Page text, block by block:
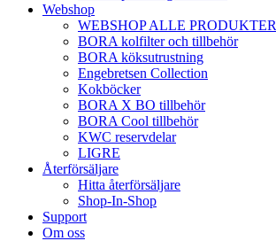
Webshop
WEBSHOP ALLE PRODUKTER
BORA kolfilter och tillbehör
BORA köksutrustning
Engebretsen Collection
Kokböcker
BORA X BO tillbehör
BORA Cool tillbehör
KWC reservdelar
LIGRE
Återförsäljare
Hitta återförsäljare
Shop-In-Shop
Support
Om oss